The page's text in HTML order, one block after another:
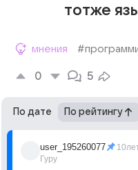
тотже
мнения
0 5
По дате По рейтингу
user_195260077
Гуру